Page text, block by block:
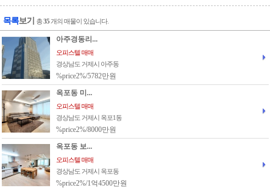
목록보기 총35 개의 매물이 있습니다.
아주경동리...
오피스텔 매매
경상남도 거제시 아주동
%price2%/5782만원
옥포동 미...
오피스텔 매매
경상남도 거제시 옥포1동
%price2%/8000만원
옥포동 보...
오피스텔 매매
경상남도 거제시 옥포동
%price2%/1억4500만원